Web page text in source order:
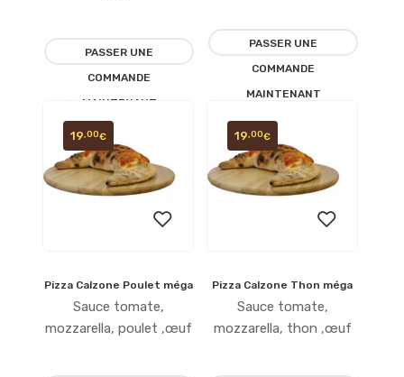
PASSER UNE
COMMANDE
MAINTENANT
PASSER UNE
COMMANDE
MAINTENANT
Ajouter
à la
Pizza Calzone Poulet méga
Sauce tomate,
mozzarella, poulet ,œuf
19,00€
Ajouter
à la
Pizza Calzone Thon méga
Sauce tomate,
mozzarella, thon ,œuf
19,00€